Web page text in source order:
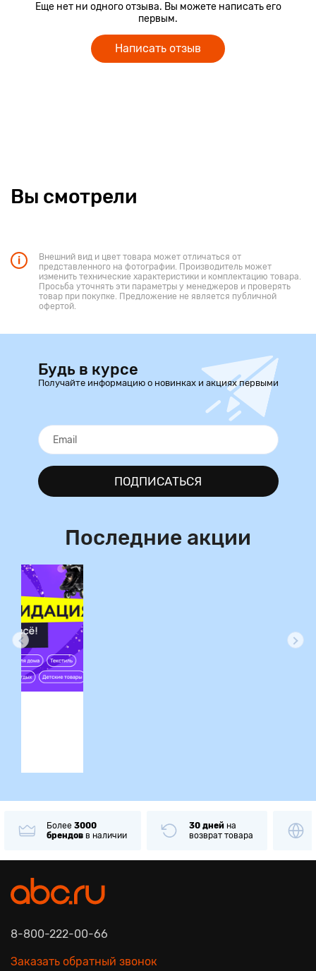
Еще нет ни одного отзыва. Вы можете написать его
первым.
Написать отзыв
Вы смотрели
Внешний вид и цвет товара может отличаться от
представленного на фотографии. Производитель может
изменить технические характеристики и комплектацию товара.
Просьба уточнять эти параметры у менеджеров и проверять
товар при покупке. Предложение не является публичной
офертой.
Будь в курсе
Получайте информацию о новинках и акциях первыми
ПОДПИСАТЬСЯ
Последние акции
Более 3000
брендов в наличии
30 дней на
возврат товара
8-800-222-00-66
Заказать обратный звонок